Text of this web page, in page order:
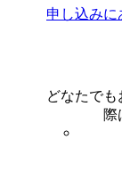
申し込みに
どなたで
際